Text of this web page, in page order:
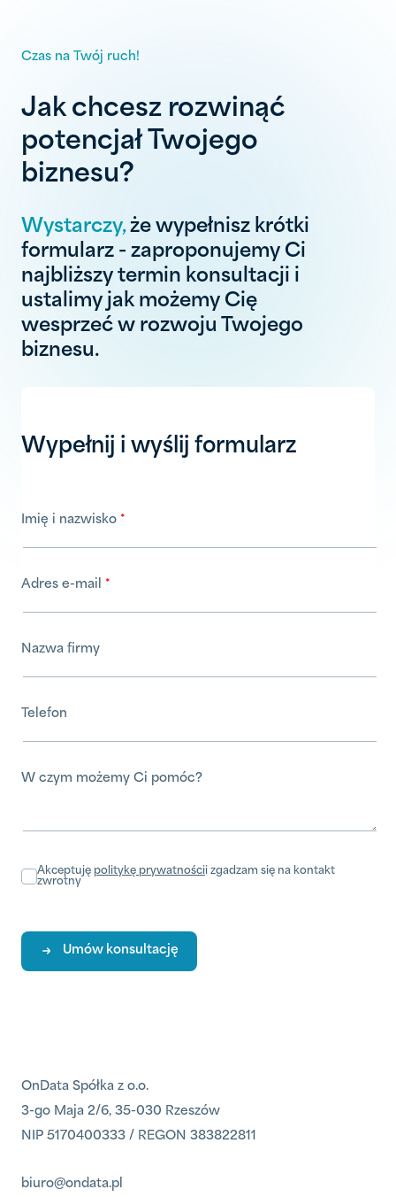
Czas na Twój ruch!
Jak chcesz rozwinąć
potencjał Twojego
biznesu?
Wystarczy,że wypełnisz krótki
formularz - zaproponujemy Ci
najbliższy termin konsultacji i
ustalimy jak możemy Cię
wesprzeć w rozwoju Twojego
biznesu.
Wypełnij i wyślij formularz
Imię i nazwisko
Adres e-mail
Nazwa firmy
Telefon
W czym możemy Ci pomóc?
Akceptuję politykę prywatnościi zgadzam się na kontakt
zwrotny
Umów konsultację
OnData Spółka z o.o.
3-go Maja 2/6, 35-030 Rzeszów
NIP 5170400333 / REGON 383822811
biuro@ondata.pl